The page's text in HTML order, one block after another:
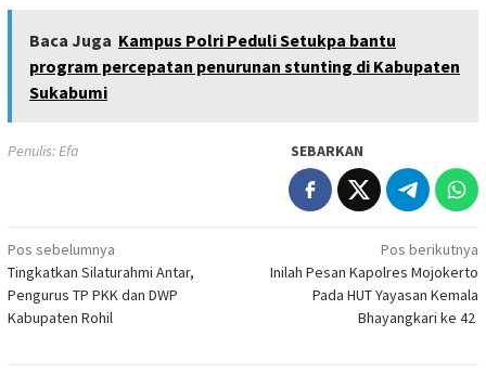
Baca Juga Kampus Polri Peduli Setukpa bantu
program percepatan penurunan stunting di Kabupaten
Sukabumi
Penulis: Efa SEBARKAN
Navigasi
pos
Pos sebelumnya
Tingkatkan Silaturahmi Antar,
Pengurus TP PKK dan DWP
Kabupaten Rohil
Pos berikutnya
Inilah Pesan Kapolres Mojokerto
Pada HUT Yayasan Kemala
Bhayangkari ke 42